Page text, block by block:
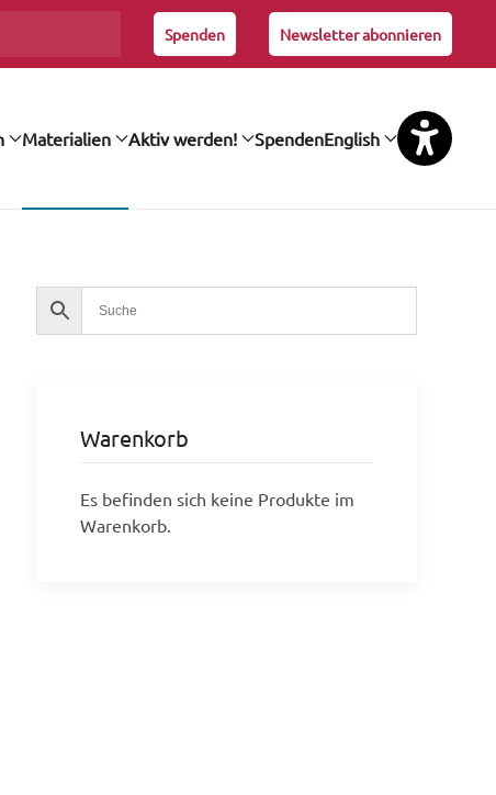
Spenden Newsletter abonnieren
Materialien Aktiv werden! SpendenEnglish
Warenkorb
Es befinden sich keine Produkte im
Warenkorb.